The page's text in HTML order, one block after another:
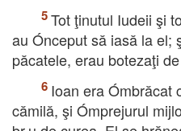
Tot ţinutul Iudeii şi
au Ónceput să iasă la el;
păcatele, erau botezaţi
Ioan era Ómbrăcat
cămilă, şi Ómprejurul